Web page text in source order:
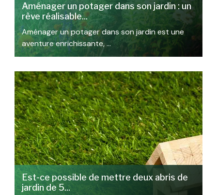
Aménager un potager dans son jardin : un
rêve réalisable...
Aménager un potager dans son jardin est une
aventure enrichissante, …
Est-ce possible de mettre deux abris de
jardin de 5...